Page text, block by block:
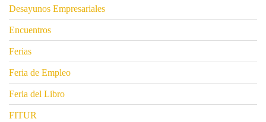
Desayunos Empresariales
Encuentros
Ferias
Feria de Empleo
Feria del Libro
FITUR